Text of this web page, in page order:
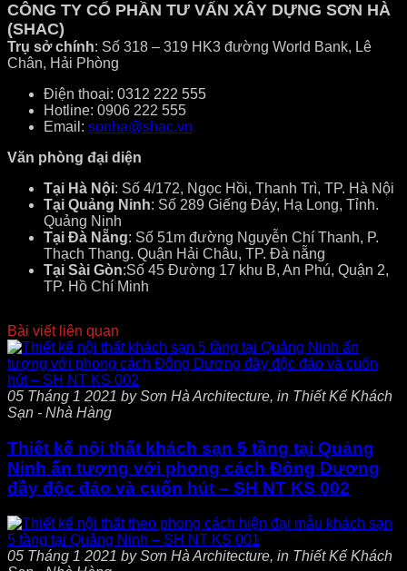
CÔNG TY CỔ PHẦN TƯ VẤN XÂY DỰNG SƠN HÀ
(SHAC)
Trụ sở chính: Số 318 – 319 HK3 đường World Bank, Lê
Chân, Hải Phòng
Điện thoại: 0312 222 555
Hotline: 0906 222 555
Email: sonha@shac.vn
Văn phòng đại diện
Tại Hà Nội: Số 4/172, Ngọc Hồi, Thanh Trì, TP. Hà Nội
Tại Quảng Ninh: Số 289 Giếng Đáy, Hạ Long, Tỉnh.
Quảng Ninh
Tại Đà Nẵng: Số 51m đường Nguyễn Chí Thanh, P.
Thạch Thang. Quận Hải Châu, TP. Đà nẵng
Tại Sài Gòn:Số 45 Đường 17 khu B, An Phú, Quận 2,
TP. Hồ Chí Minh
Bài viết liên quan
05 Tháng 1 2021 by Sơn Hà Architecture, in Thiết Kế Khách
Sạn - Nhà Hàng
Thiết kế nội thất khách sạn 5 tầng tại Quảng
Ninh ấn tượng với phong cách Đông Dương
đầy độc đáo và cuốn hút – SH NT KS 002
05 Tháng 1 2021 by Sơn Hà Architecture, in Thiết Kế Khách